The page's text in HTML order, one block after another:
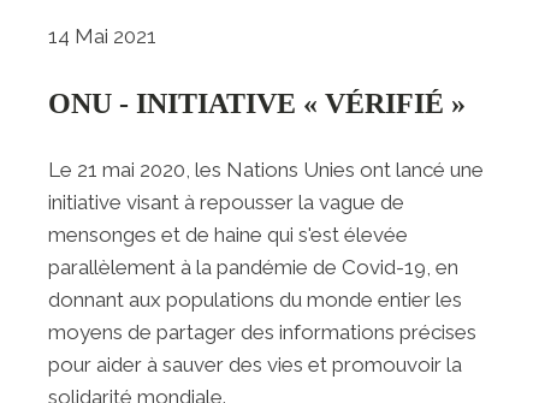
14 Mai 2021
ONU - INITIATIVE « VÉRIFIÉ »
Le 21 mai 2020, les Nations Unies ont lancé une
initiative visant à repousser la vague de
mensonges et de haine qui s'est élevée
parallèlement à la pandémie de Covid-19, en
donnant aux populations du monde entier les
moyens de partager des informations précises
pour aider à sauver des vies et promouvoir la
solidarité mondiale.